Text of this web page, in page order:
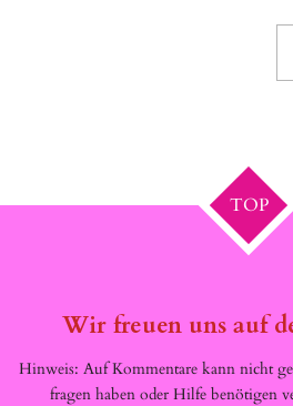
TOP
Wir freuen uns auf
Hinweis: Auf Kommentare kann nicht
fragen haben oder Hilfe benötigen